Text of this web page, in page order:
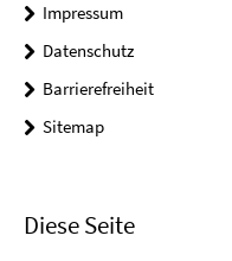
Impressum
Datenschutz
Barrierefreiheit
Sitemap
Diese Seite